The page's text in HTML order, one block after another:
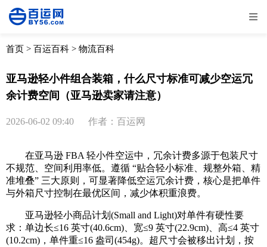
全部 物流资讯
取消
首页 > 百运百科 > 物流百科
亚马逊轻小件组合装箱，什么尺寸标准可减少空运冗
余计费空间（亚马逊卖家请注意）
2026-06-02 09:40 作者：百运网
在亚马逊 FBA 轻小件空运中，冗余计费多源于包装尺寸
不规范、空间利用率低。遵循 “贴合轻小标准、规整外箱、精
准堆叠” 三大原则，可显著降低空运冗余计费，核心是把单件
与外箱尺寸控制在最优区间，减少体积重浪费。
亚马逊轻小商品计划(Small and Light)对单件有硬性要
求：单边长≤16 英寸(40.6cm)、宽≤9 英寸(22.9cm)、高≤4 英寸
(10.2cm)，单件重≤16 盎司(454g)。超尺寸会被移出计划，按